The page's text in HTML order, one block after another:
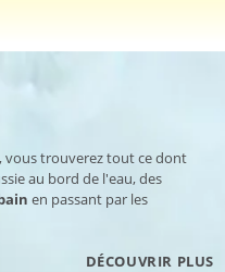
vous trouverez tout ce dont
au bord de l'eau, des
en passant par les
DÉCOUVRIR PLUS